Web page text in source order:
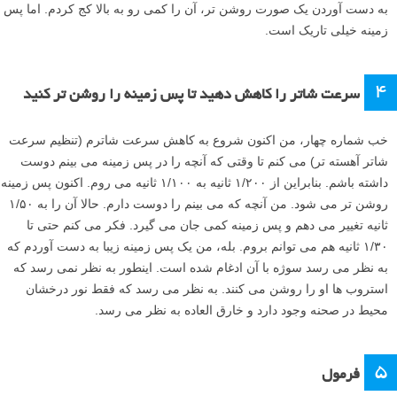
به دست آوردن یک صورت روشن تر، آن را کمی رو به بالا کج کردم. اما پس
زمینه خیلی تاریک است.
۴ سرعت شاتر را کاهش دهید تا پس زمینه را روشن تر کنید
خب شماره چهار، من اکنون شروع به کاهش سرعت شاترم (تنظیم سرعت
شاتر آهسته تر) می کنم تا وقتی که آنچه را در پس زمینه می بینم دوست
داشته باشم. بنابراین از ۱/۲۰۰ ثانیه به ۱/۱۰۰ ثانیه می روم. اکنون پس زمینه
روشن تر می شود. من آنچه که می بینم را دوست دارم. حالا آن را به ۱/۵۰
ثانیه تغییر می دهم و پس زمینه کمی جان می گیرد. فکر می کنم حتی تا
۱/۳۰ ثانیه هم می توانم بروم. بله، من یک پس زمینه زیبا به دست آوردم که
به نظر می رسد سوژه با آن ادغام شده است. اینطور به نظر نمی رسد که
استروب ها او را روشن می کنند. به نظر می رسد که فقط نور درخشان
محیط در صحنه وجود دارد و خارق العاده به نظر می رسد.
۵ فرمول